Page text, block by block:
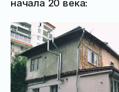
начала 20 века: